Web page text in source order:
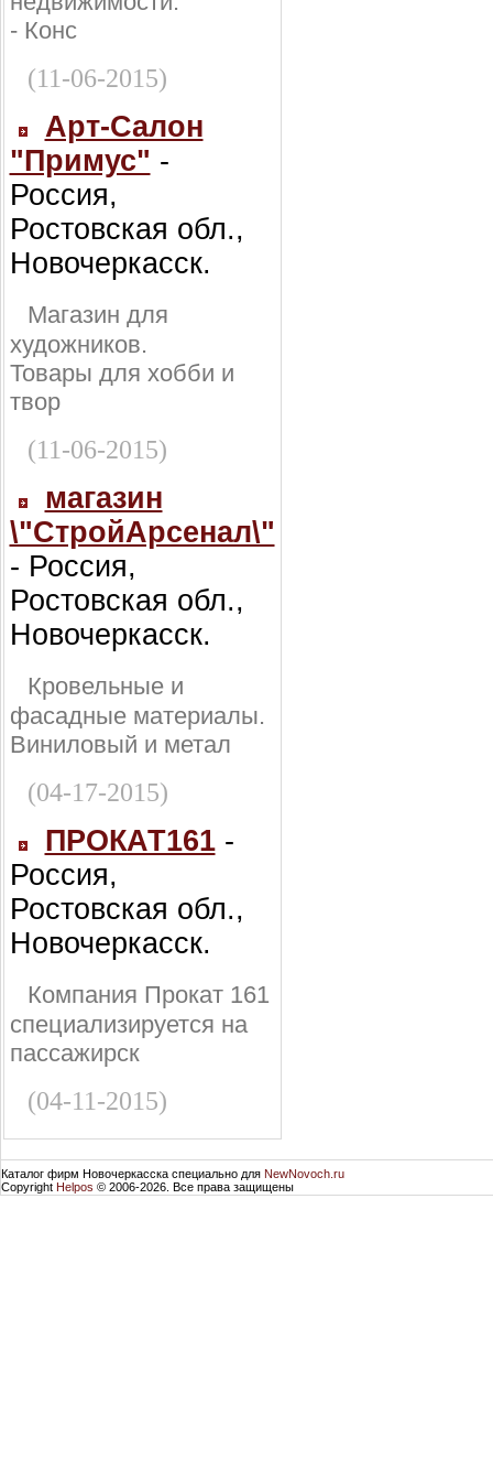
- Конс
(11-06-2015)
Арт-Салон
"Примус" -
Россия,
Ростовская обл.,
Новочеркасск.
Магазин для
художников.
Товары для хобби и
твор
(11-06-2015)
магазин
\"СтройАрсенал\"
- Россия,
Ростовская обл.,
Новочеркасск.
Кровельные и
фасадные материалы.
Виниловый и метал
(04-17-2015)
ПРОКАТ161-
Россия,
Ростовская обл.,
Новочеркасск.
Компания Прокат 161
специализируется на
пассажирск
(04-11-2015)
Каталог фирм Новочеркасска специально для NewNovoch.ru
Copyright Helpos © 2006-2026. Все права защищены